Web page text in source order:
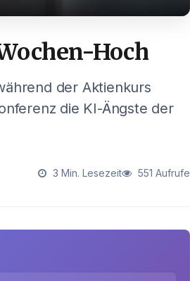
Hoch
der Aktienkurs
die KI-Ängste der
3 Min. Lesezeit 551 Aufrufe